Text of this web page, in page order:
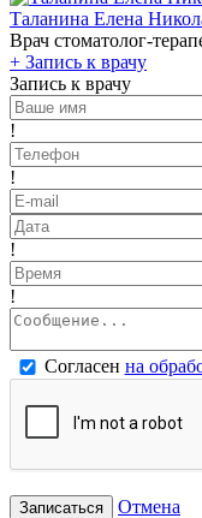
Таланина Елена
Врач стоматолог-
+ Запись к врачу
Запись к врачу
!
!
!
!
Согласен на
Записаться Отмена